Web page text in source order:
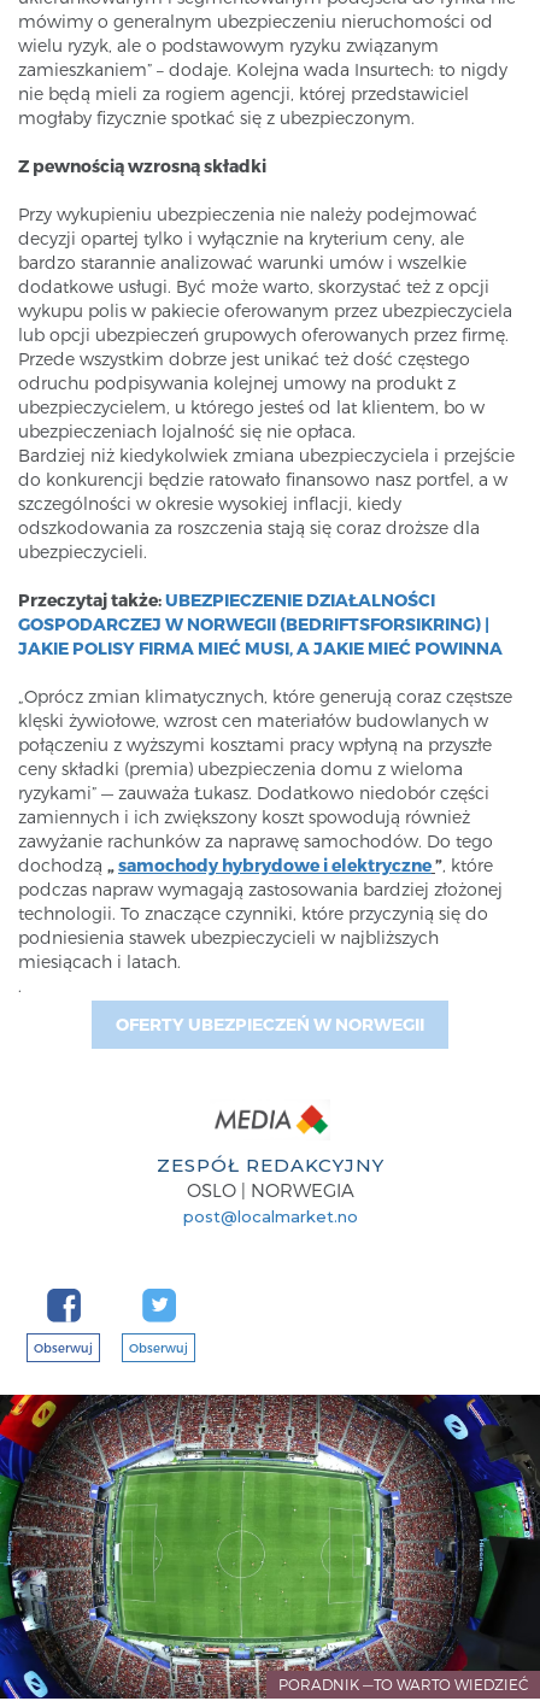
mówimy o generalnym ubezpieczeniu nieruchomości od
wielu ryzyk, ale o podstawowym ryzyku związanym
zamieszkaniem” – dodaje. Kolejna wada Insurtech: to nigdy
nie będą mieli za rogiem agencji, której przedstawiciel
mogłaby fizycznie spotkać się z ubezpieczonym.
Z pewnością wzrosną składki
Przy wykupieniu ubezpieczenia nie należy podejmować
decyzji opartej tylko i wyłącznie na kryterium ceny, ale
bardzo starannie analizować warunki umów i wszelkie
dodatkowe usługi. Być może warto, skorzystać też z opcji
wykupu polis w pakiecie oferowanym przez ubezpieczyciela
lub opcji ubezpieczeń grupowych oferowanych przez firmę.
Przede wszystkim dobrze jest unikać też dość częstego
odruchu podpisywania kolejnej umowy na produkt z
ubezpieczycielem, u którego jesteś od lat klientem, bo w
ubezpieczeniach lojalność się nie opłaca.
Bardziej niż kiedykolwiek zmiana ubezpieczyciela i przejście
do konkurencji będzie ratowało finansowo nasz portfel, a w
szczególności w okresie wysokiej inflacji, kiedy
odszkodowania za roszczenia stają się coraz droższe dla
ubezpieczycieli.
Przeczytaj także:UBEZPIECZENIE DZIAŁALNOŚCI
GOSPODARCZEJ W NORWEGII (BEDRIFTSFORSIKRING) |
JAKIE POLISY FIRMA MIEĆ MUSI, A JAKIE MIEĆ POWINNA
„Oprócz zmian klimatycznych, które generują coraz częstsze
klęski żywiołowe, wzrost cen materiałów budowlanych w
połączeniu z wyższymi kosztami pracy wpłyną na przyszłe
ceny składki (premia) ubezpieczenia domu z wieloma
ryzykami” — zauważa Łukasz. Dodatkowo niedobór części
zamiennych i ich zwiększony koszt spowodują również
zawyżanie rachunków za naprawę samochodów. Do tego
dochodzą „samochody hybrydowe i elektryczne”, które
podczas napraw wymagają zastosowania bardziej złożonej
technologii. To znaczące czynniki, które przyczynią się do
podniesienia stawek ubezpieczycieli w najbliższych
miesiącach i latach.
.
OFERTY UBEZPIECZEŃ W NORWEGII
ZESPÓŁ REDAKCYJNY
OSLO | NORWEGIA
post@localmarket.no
Obserwuj Obserwuj
PORADNIK —TO WARTO WIEDZIEĆ